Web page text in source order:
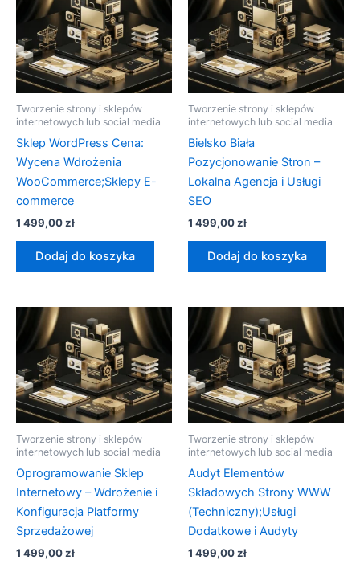
Tworzenie strony i sklepów
internetowych lub social media
Sklep WordPress Cena:
Wycena Wdrożenia
WooCommerce;Sklepy E-
commerce
1 499,00zł
Dodaj do koszyka
Tworzenie strony i sklepów
internetowych lub social media
Bielsko Biała
Pozycjonowanie Stron –
Lokalna Agencja i Usługi
SEO
1 499,00zł
Dodaj do koszyka
Tworzenie strony i sklepów
internetowych lub social media
Oprogramowanie Sklep
Internetowy – Wdrożenie i
Konfiguracja Platformy
Sprzedażowej
1 499,00zł
Tworzenie strony i sklepów
internetowych lub social media
Audyt Elementów
Składowych Strony WWW
(Techniczny);Usługi
Dodatkowe i Audyty
1 499,00zł